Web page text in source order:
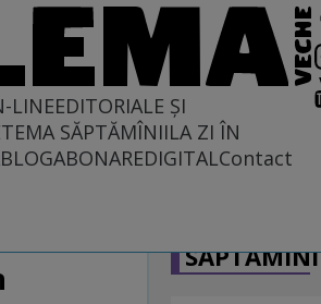
LINEEDITORIALE ȘI
TEMA SĂPTĂMÎNIILA ZI ÎN
ABONAREDIGITALContact